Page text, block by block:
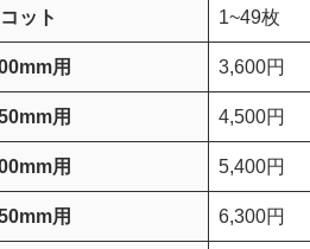
ット 1~49枚
用 3,600円
用 4,500円
用 5,400円
用 6,300円